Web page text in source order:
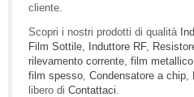
cliente.
Scopri i nostri prodotti di qualità
Film Sottile
Induttore RF,
rilevamento corrente film metallico
film spesso Condensatore a chip
libero di Contattaci